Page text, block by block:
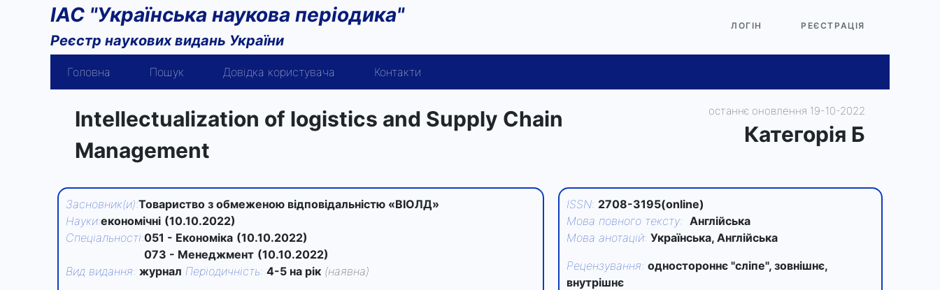
ІАС "Українська наукова періодика"
Реєстр наукових видань України
ЛОГІН РЕЄСТРАЦІЯ
Головна Пошук Довідка користувача Контакти
Intellectualization of logistics and Supply Chain
Management
останнє оновлення 19-10-2022
Категорiя Б
Засновник(и):Товариство з обмеженою відповідальністю «ВІОЛД»
Науки:економічні (10.10.2022)
Спеціальності:051 - Економіка (10.10.2022)
073 - Менеджмент (10.10.2022)
Вид видання: журнал Періодичність: 4-5 на рік (наявна)
ISSN: 2708-3195(online)
Мова повного тексту: Англійська
Мова анотацій: Українська, Англійська
Рецензування: одностороннє "сліпе", зовнішнє,
внутрішнє